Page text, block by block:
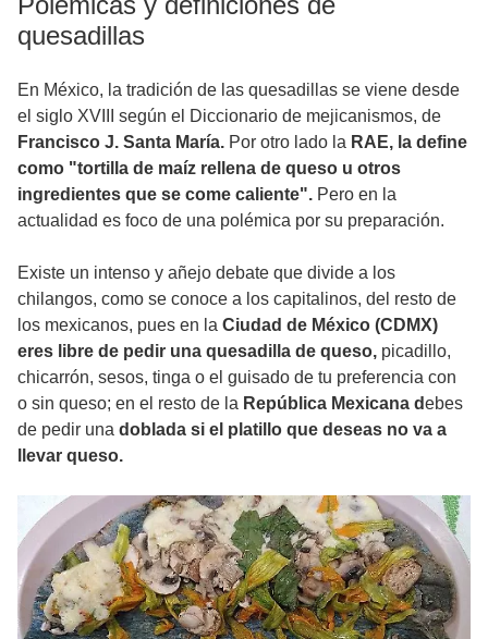
quesadillas
En México, la tradición de las quesadillas se viene desde
el siglo XVIII según el Diccionario de mejicanismos, de
Francisco J. Santa María. Por otro lado la RAE, la define
como "tortilla de maíz rellena de queso u otros
ingredientes que se come caliente". Pero en la
actualidad es foco de una polémica por su preparación.
Existe un intenso y añejo debate que divide a los
chilangos, como se conoce a los capitalinos, del resto de
los mexicanos, pues en la Ciudad de México (CDMX)
eres libre de pedir una quesadilla de queso, picadillo,
chicarrón, sesos, tinga o el guisado de tu preferencia con
o sin queso; en el resto de la República Mexicana debes
de pedir una doblada si el platillo que deseas no va a
llevar queso.